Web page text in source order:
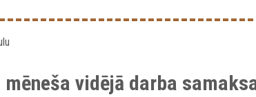
vidējā darba